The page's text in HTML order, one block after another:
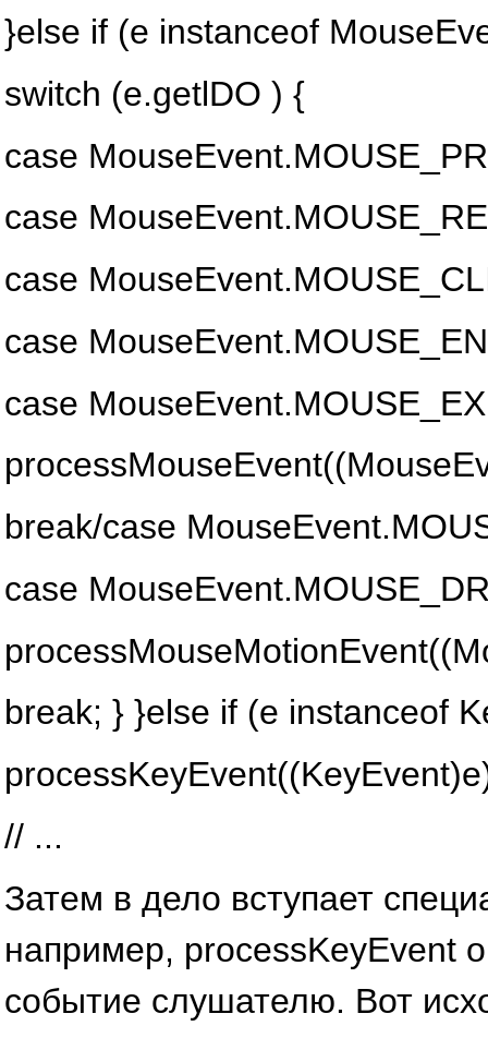
}else if (e instanceof
switch (e.getlDO ) {
case
case
case
case
case
break/case
case
break; } }else if (e instanceof
// ...
Затем в дело вступает
например, processKeyEvent
событие слушателю. Вот